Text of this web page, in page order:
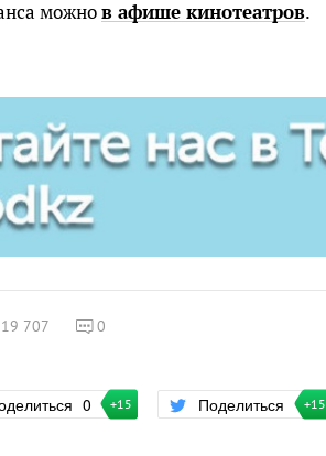
можнов афише кинотеатров.
19 707 0
0 +15 Поделиться +15